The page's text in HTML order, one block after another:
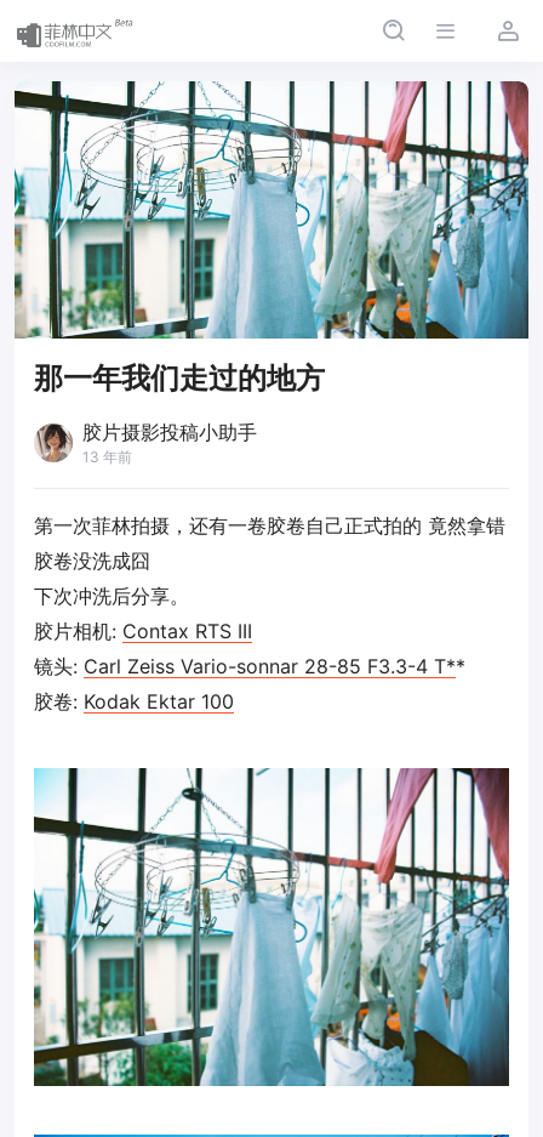
那一年我们走过的地方
胶片摄影投稿小助手
13 年前
第一次菲林拍摄，还有一卷胶卷自己正式拍的 竟然拿错
胶卷没洗成囧
下次冲洗后分享。
胶片相机: Contax RTS III
镜头: Carl Zeiss Vario-sonnar 28-85 F3.3-4 T**
胶卷: Kodak Ektar 100